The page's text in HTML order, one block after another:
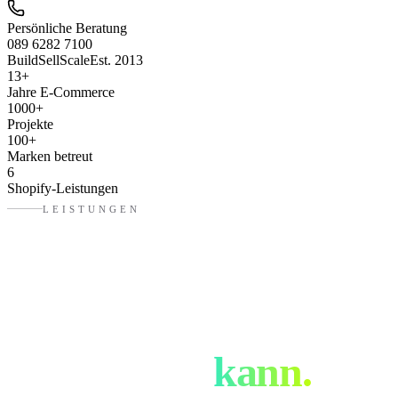
Persönliche Beratung
089 6282 7100
BuildSellScaleEst. 2013
13+
Jahre E-Commerce
1000+
Projekte
100+
Marken betreut
6
Shopify-Leistungen
LEISTUNGEN
kann.